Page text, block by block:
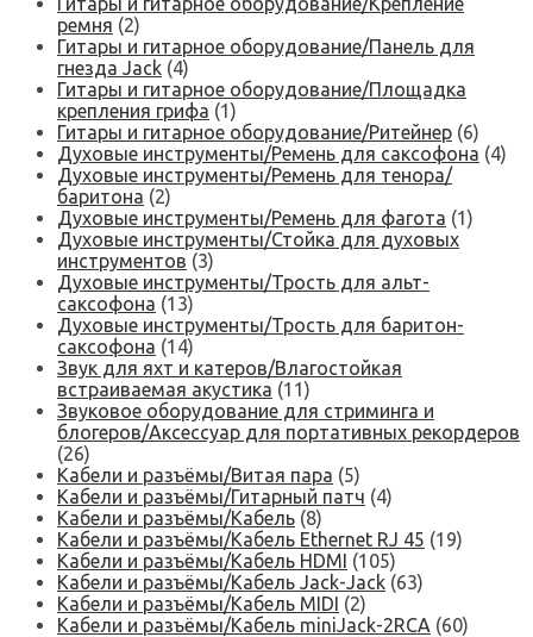
ремня (2)
Гитары и гитарное оборудование/Панель для
гнезда Jack (4)
Гитары и гитарное оборудование/Площадка
крепления грифа (1)
Гитары и гитарное оборудование/Ритейнер (6)
Духовые инструменты/Ремень для саксофона (4)
Духовые инструменты/Ремень для тенора/
баритона (2)
Духовые инструменты/Ремень для фагота (1)
Духовые инструменты/Стойка для духовых
инструментов (3)
Духовые инструменты/Трость для альт-
саксофона (13)
Духовые инструменты/Трость для баритон-
саксофона (14)
Звук для яхт и катеров/Влагостойкая
встраиваемая акустика (11)
Звуковое оборудование для стриминга и
блогеров/Аксессуар для портативных рекордеров
(26)
Кабели и разъёмы/Витая пара (5)
Кабели и разъёмы/Гитарный патч (4)
Кабели и разъёмы/Кабель (8)
Кабели и разъёмы/Кабель Ethernet RJ 45 (19)
Кабели и разъёмы/Кабель HDMI (105)
Кабели и разъёмы/Кабель Jack-Jack (63)
Кабели и разъёмы/Кабель MIDI (2)
Кабели и разъёмы/Кабель miniJack-2RCA (60)